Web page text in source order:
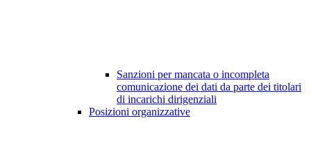
Sanzioni per mancata o incompleta
comunicazione dei dati da parte dei titolari
di incarichi dirigenziali
Posizioni organizzative